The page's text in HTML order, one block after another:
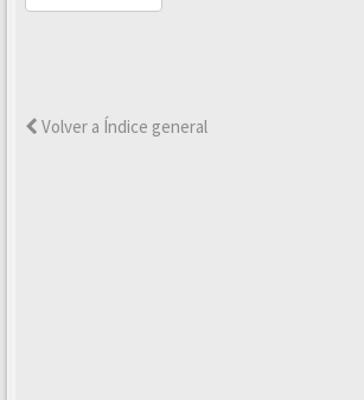
Volver a Índice general